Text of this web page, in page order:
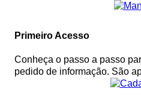
Outros meios
e-SIC
Ouvidoria
Primeiro Acesso
Conheça o passo a passo
pedido de informação. São